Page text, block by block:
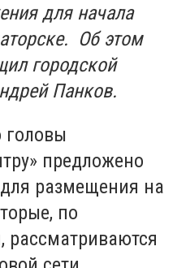
для начала
Об этом
городской
Панков.
головы
предложено
размещения на
по
рассматриваются